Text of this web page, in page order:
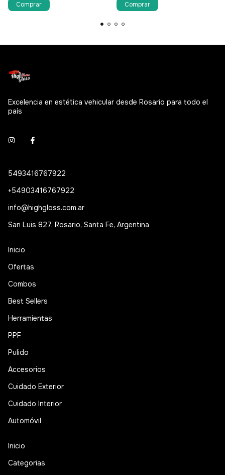
Excelencia en estética vehicular desde Rosario para todo el
país
5493416767922
+54903416767922
info@highgloss.com.ar
San Luis 827, Rosario, Santa Fe, Argentina
Inicio
Ofertas
Combos
Best Sellers
Herramientas
PPF
Pulido
Accesorios
Cuidado Exterior
Cuidado Interior
Automóvil
Inicio
Categorias